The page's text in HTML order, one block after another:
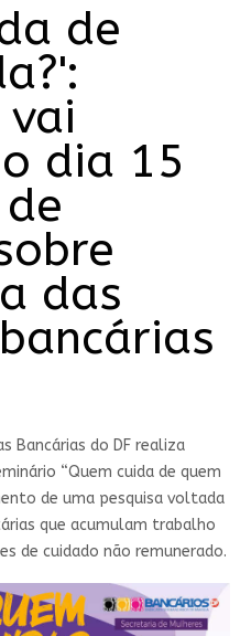
de
dia 15
das
Bancárias do DF realiza
“Quem cuida de quem
de uma pesquisa voltada
que acumulam trabalho
de cuidado não remunerado.